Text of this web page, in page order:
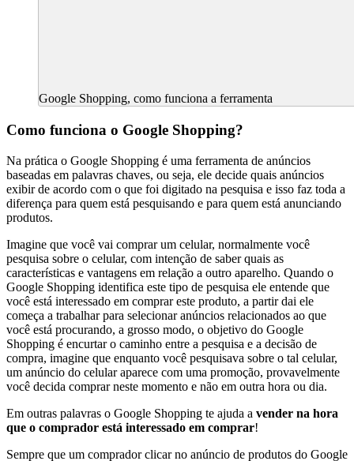
Google Shopping, como funciona a ferramenta
Como funciona o Google Shopping?
Na prática o Google Shopping é uma ferramenta de anúncios
baseadas em palavras chaves, ou seja, ele decide quais anúncios
exibir de acordo com o que foi digitado na pesquisa e isso faz toda a
diferença para quem está pesquisando e para quem está anunciando
produtos.
Imagine que você vai comprar um celular, normalmente você
pesquisa sobre o celular, com intenção de saber quais as
características e vantagens em relação a outro aparelho. Quando o
Google Shopping identifica este tipo de pesquisa ele entende que
você está interessado em comprar este produto, a partir dai ele
começa a trabalhar para selecionar anúncios relacionados ao que
você está procurando, a grosso modo, o objetivo do Google
Shopping é encurtar o caminho entre a pesquisa e a decisão de
compra, imagine que enquanto você pesquisava sobre o tal celular,
um anúncio do celular aparece com uma promoção, provavelmente
você decida comprar neste momento e não em outra hora ou dia.
Em outras palavras o Google Shopping te ajuda a vender na hora
que o comprador está interessado em comprar!
Sempre que um comprador clicar no anúncio de produtos do Google